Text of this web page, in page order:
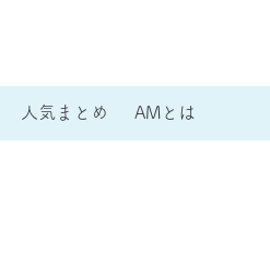
人気まとめ AMとは